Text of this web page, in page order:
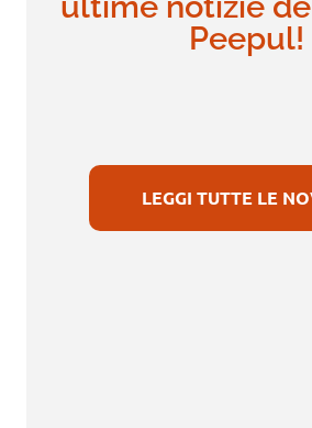
Peepul!
LEGGI TUTTE LE